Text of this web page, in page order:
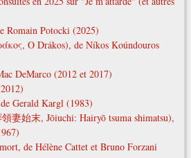
Romain Potocki (2025)
O Drákos), de Níkos Koúndouros
DeMarco (2012 et 2017)
Gerald Kargl (1983)
妻始末, Jōiuchi: Hairyō tsuma shimatsu),
de Hélène Cattet et Bruno Forzani